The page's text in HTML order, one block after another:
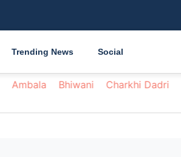
Trending News Social
Ambala Bhiwani Charkhi Dadri